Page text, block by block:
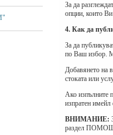
За да
опции, които
4. Как да
За да
по Ваш избор.
Добавянето на
стоката или
Ако изпълните
изпратен имейл
ВНИМАНИЕ:
раздел